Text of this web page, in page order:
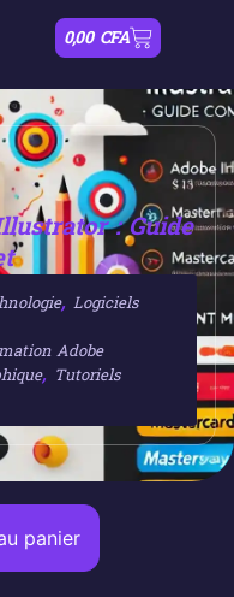
0,00 CFA
: Guide
, Logiciels
Adobe
, Tutoriels
panier